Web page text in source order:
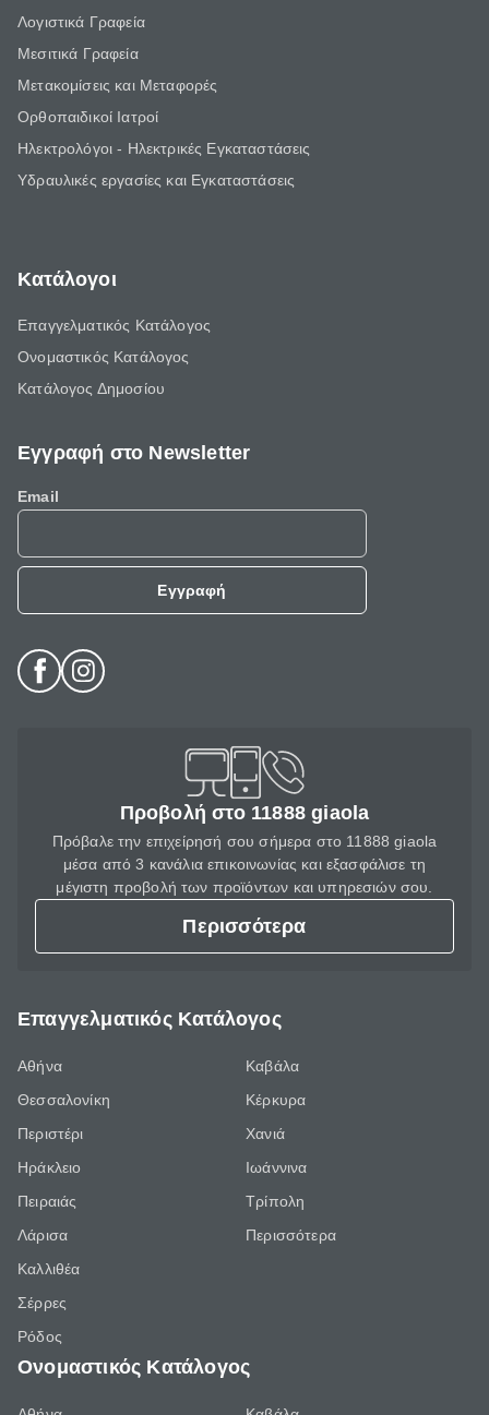
Λογιστικά Γραφεία
Μεσιτικά Γραφεία
Μετακομίσεις και Μεταφορές
Ορθοπαιδικοί Ιατροί
Ηλεκτρολόγοι - Ηλεκτρικές Εγκαταστάσεις
Υδραυλικές εργασίες και Εγκαταστάσεις
Κατάλογοι
Επαγγελματικός Κατάλογος
Ονομαστικός Κατάλογος
Κατάλογος Δημοσίου
Εγγραφή στο Newsletter
Email
Εγγραφή
Προβολή στο 11888 giaola
Πρόβαλε την επιχείρησή σου σήμερα στο 11888 giaola
μέσα από 3 κανάλια επικοινωνίας και εξασφάλισε τη
μέγιστη προβολή των προϊόντων και υπηρεσιών σου.
Περισσότερα
Επαγγελματικός Κατάλογος
Αθήνα
Θεσσαλονίκη
Περιστέρι
Ηράκλειο
Πειραιάς
Λάρισα
Καλλιθέα
Σέρρες
Ρόδος
Καβάλα
Κέρκυρα
Χανιά
Ιωάννινα
Τρίπολη
Περισσότερα
Ονομαστικός Κατάλογος